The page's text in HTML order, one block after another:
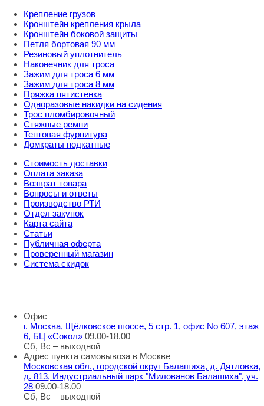
Крепление грузов
Кронштейн крепления крыла
Кронштейн боковой защиты
Петля бортовая 90 мм
Резиновый уплотнитель
Наконечник для троса
Зажим для троса 6 мм
Зажим для троса 8 мм
Пряжка пятистенка
Одноразовые накидки на сидения
Трос пломбировочный
Стяжные ремни
Тентовая фурнитура
Домкраты подкатные
Стоимость доставки
Оплата заказа
Возврат товара
Вопросы и ответы
Производство РТИ
Отдел закупок
Карта сайта
Статьи
Публичная оферта
Проверенный магазин
Система скидок
Офис
г. Москва, Щёлковское шоссе, 5 стр. 1, офис No 607, этаж
6, БЦ «Сокол» 09.00-18.00
Сб, Вс – выходной
Адрес пункта самовывоза в Москве
Московская обл., городской округ Балашиха, д. Дятловка,
д. 813, Индустриальный парк "Милованов Балашиха", уч.
28 09.00-18.00
Сб, Вс – выходной